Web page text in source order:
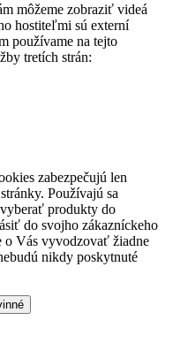
môžeme zobraziť videá
hostiteľmi sú externí
používame na tejto
tretích strán:
zabezpečujú len
Používajú sa
produkty do
do svojho zákazníckeho
o Vás vyvodzovať žiadne
nikdy poskytnuté